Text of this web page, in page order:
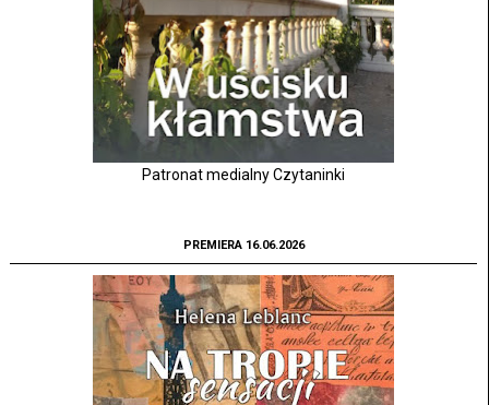
Patronat medialny Czytaninki
PREMIERA 16.06.2026